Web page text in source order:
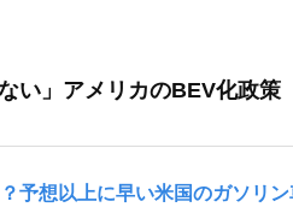
い」アメリカのBEV化政策